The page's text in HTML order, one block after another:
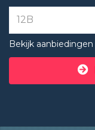
Bekijk aanbiedingen